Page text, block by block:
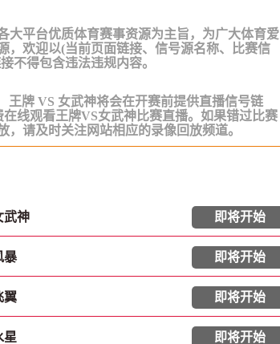
大平台优质体育赛事资源为主旨，为广大体育爱
，欢迎以(当前页面链接、信号源名称、比赛信
不得包含违法违规内容。
王牌 VS 女武神将会在开赛前提供直播信号链
线观看王牌VS女武神比赛直播。如果错过比赛
请及时关注网站相应的录像回放频道。
武神 即将开始
暴 即将开始
翼 即将开始
星 即将开始